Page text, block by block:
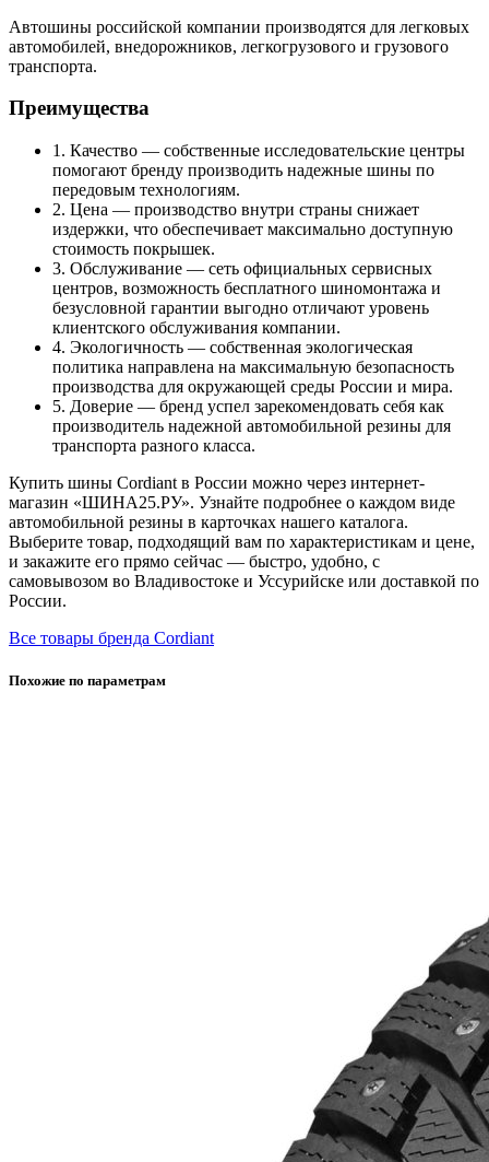
Автошины российской компании производятся для легковых
автомобилей, внедорожников, легкогрузового и грузового
транспорта.
Преимущества
1. Качество — собственные исследовательские центры
помогают бренду производить надежные шины по
передовым технологиям.
2. Цена — производство внутри страны снижает
издержки, что обеспечивает максимально доступную
стоимость покрышек.
3. Обслуживание — сеть официальных сервисных
центров, возможность бесплатного шиномонтажа и
безусловной гарантии выгодно отличают уровень
клиентского обслуживания компании.
4. Экологичность — собственная экологическая
политика направлена на максимальную безопасность
производства для окружающей среды России и мира.
5. Доверие — бренд успел зарекомендовать себя как
производитель надежной автомобильной резины для
транспорта разного класса.
Купить шины Cordiant в России можно через интернет-
магазин «ШИНА25.РУ». Узнайте подробнее о каждом виде
автомобильной резины в карточках нашего каталога.
Выберите товар, подходящий вам по характеристикам и цене,
и закажите его прямо сейчас — быстро, удобно, с
самовывозом во Владивостоке и Уссурийске или доставкой по
России.
Все товары бренда Cordiant
Похожие по параметрам